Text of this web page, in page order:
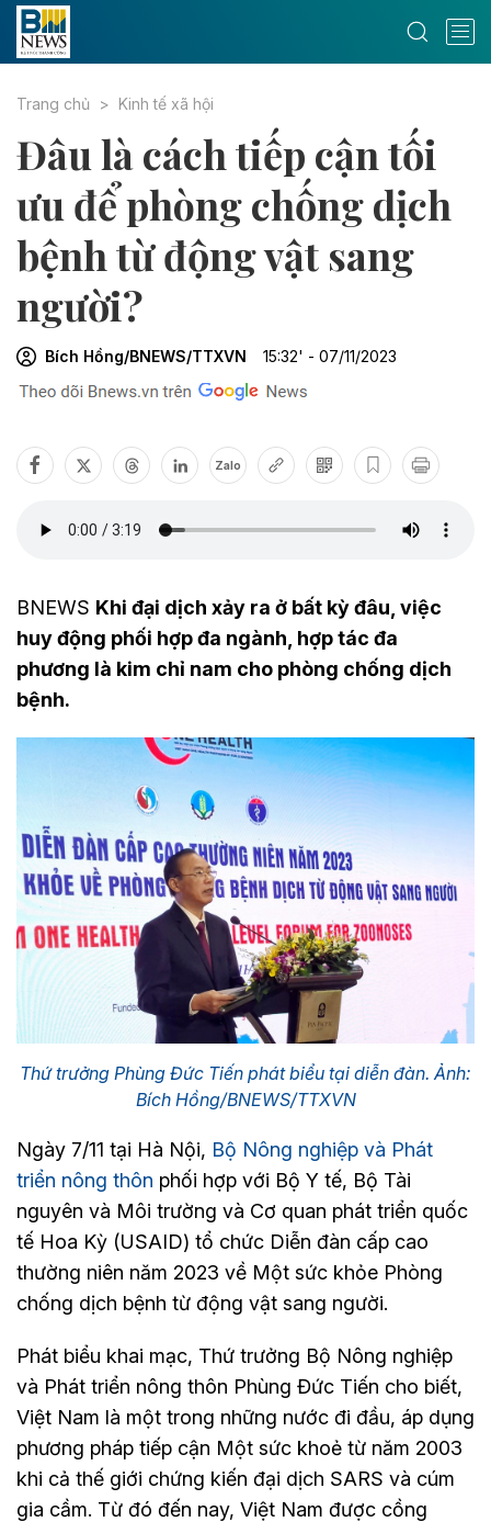
Trang chủ Kinh tế xã hội
Đâu là cách tiếp cận tối
ưu để phòng chống dịch
bệnh từ động vật sang
người?
Bích Hồng/BNEWS/TTXVN 15:32' - 07/11/2023
Zalo
BNEWS Khi đại dịch xảy ra ở bất kỳ đâu, việc
huy động phối hợp đa ngành, hợp tác đa
phương là kim chỉ nam cho phòng chống dịch
bệnh.
Thứ trưởng Phùng Đức Tiến phát biểu tại diễn đàn. Ảnh:
Bích Hồng/BNEWS/TTXVN
Ngày 7/11 tại Hà Nội, Bộ Nông nghiệp và Phát
triển nông thôn phối hợp với Bộ Y tế, Bộ Tài
nguyên và Môi trường và Cơ quan phát triển quốc
tế Hoa Kỳ (USAID) tổ chức Diễn đàn cấp cao
thường niên năm 2023 về Một sức khỏe Phòng
chống dịch bệnh từ động vật sang người.
Phát biểu khai mạc, Thứ trưởng Bộ Nông nghiệp
và Phát triển nông thôn Phùng Đức Tiến cho biết,
Việt Nam là một trong những nước đi đầu, áp dụng
phương pháp tiếp cận Một sức khoẻ từ năm 2003
khi cả thế giới chứng kiến đại dịch SARS và cúm
gia cầm. Từ đó đến nay, Việt Nam được cồng